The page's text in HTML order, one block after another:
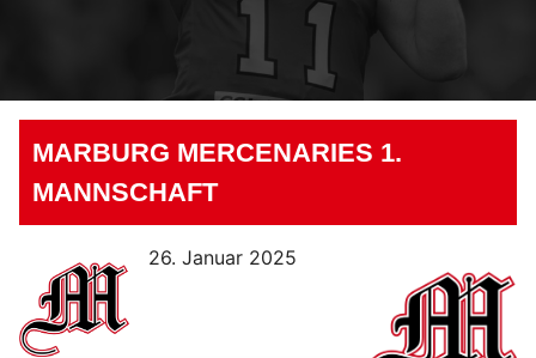
MARBURG MERCENARIES 1.
MANNSCHAFT
26. Januar 2025